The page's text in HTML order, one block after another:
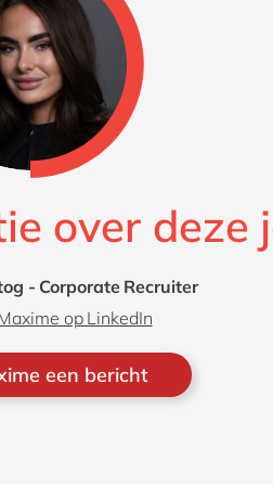
over deze
- Corporate Recruiter
op LinkedIn
een bericht